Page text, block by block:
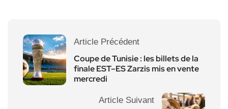
Article Précédent
Coupe de Tunisie : les billets de la
finale EST–ES Zarzis mis en vente
mercredi
Article Suivant